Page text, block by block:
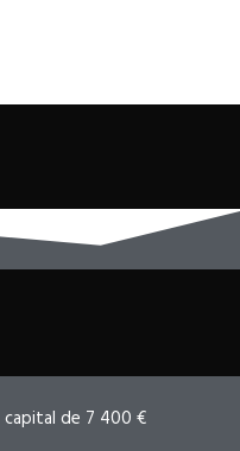
capital de 7 400 €